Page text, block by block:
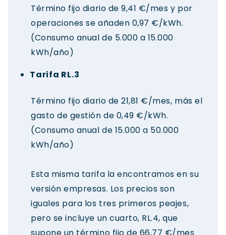
Término fijo diario de 9,41 €/mes y por
operaciones se añaden 0,97 €/kWh.
(Consumo anual de 5.000 a 15.000
kWh/año)
Tarifa RL.3
Término fijo diario de 21,81 €/mes, más el
gasto de gestión de 0,49 €/kWh.
(Consumo anual de 15.000 a 50.000
kWh/año)
Esta misma tarifa la encontramos en su
versión empresas. Los precios son
iguales para los tres primeros peajes,
pero se incluye un cuarto, RL.4, que
supone un término fijo de 66,77 €/mes